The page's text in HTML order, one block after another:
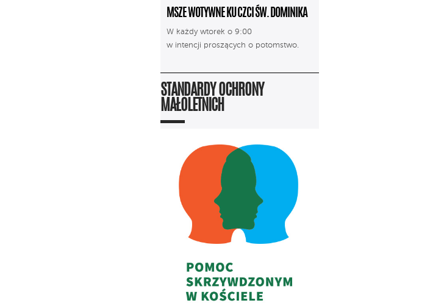
MSZE WOTYWNE KU CZCI ŚW. DOMINIKA
W każdy wtorek o 9:00
w intencji proszących o potomstwo.
STANDARDY OCHRONY
MAŁOLETNICH